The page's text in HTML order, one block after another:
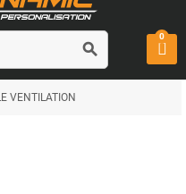
search
0
VENTILATION